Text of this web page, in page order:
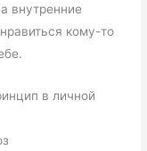
внутренние
кому-то
в личной